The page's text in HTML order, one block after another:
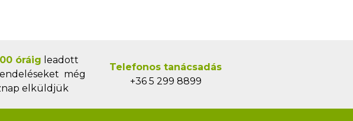
óráig leadott
még
elküldjük
Telefonos tanácsadás
+36 5 299 8899